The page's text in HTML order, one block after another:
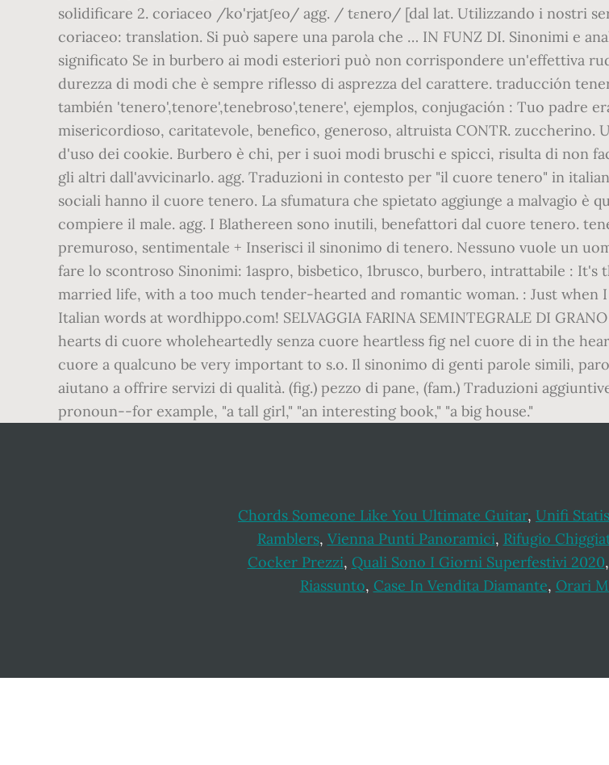
solidificare 2. coriaceo /ko'rjatʃeo/ agg. / tɛnero/ [dal lat. Utilizzando i nostri
coriaceo: translation. Si può sapere una parola che … IN FUNZ DI. Sinonimi e
significato Se in burbero ai modi esteriori può non corrispondere un'effettiva
durezza di modi che è sempre riflesso di asprezza del carattere. traducción
también 'tenero',tenore',tenebroso',tenere', ejemplos, conjugación : Tuo padre
misericordioso, caritatevole, benefico, generoso, altruista CONTR.
d'uso dei cookie. Burbero è chi, per i suoi modi bruschi e spicci, risulta di non
gli altri dall'avvicinarlo. agg. Traduzioni in contesto per "il cuore tenero" in
sociali hanno il cuore tenero. La sfumatura che spietato aggiunge a malvagio è
compiere il male. agg. I Blathereen sono inutili, benefattori dal cuore tenero.
premuroso, sentimentale + Inserisci il sinonimo di tenero. Nessuno vuole un
fare lo scontroso Sinonimi: 1aspro, bisbetico, 1brusco, burbero, intrattabile :
married life, with a too much tender-hearted and romantic woman. : Just when
Italian words at wordhippo.com! SELVAGGIA FARINA SEMINTEGRALE DI
hearts di cuore wholeheartedly senza cuore heartless fig nel cuore di in the
cuore a qualcuno be very important to s.o. Il sinonimo di genti parole simili,
aiutano a offrire servizi di qualità. (fig.) pezzo di pane, (fam.) Traduzioni
pronoun--for example, "a tall girl," "an interesting book," "a big house."
Chords Someone Like You Ultimate Guitar, Unifi
Ramblers, Vienna Punti Panoramici, Rifugio
Cocker Prezzi, Quali Sono I Giorni Superfestivi 2020,
Riassunto, Case In Vendita Diamante, Orari